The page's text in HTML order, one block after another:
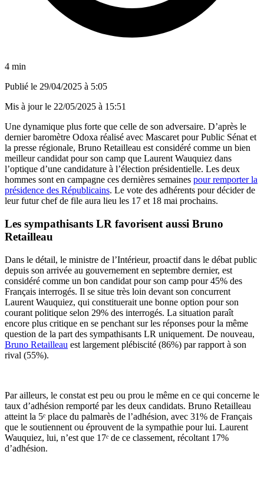
4 min
Publié le 29/04/2025 à 5:05
Mis à jour le 22/05/2025 à 15:51
Une dynamique plus forte que celle de son adversaire. D’après le
dernier baromètre Odoxa réalisé avec Mascaret pour Public Sénat et
la presse régionale, Bruno Retailleau est considéré comme un bien
meilleur candidat pour son camp que Laurent Wauquiez dans
l’optique d’une candidature à l’élection présidentielle. Les deux
hommes sont en campagne ces dernières semaines pour remporter la
présidence des Républicains. Le vote des adhérents pour décider de
leur futur chef de file aura lieu les 17 et 18 mai prochains.
Les sympathisants LR favorisent aussi Bruno
Retailleau
Dans le détail, le ministre de l’Intérieur, proactif dans le débat public
depuis son arrivée au gouvernement en septembre dernier, est
considéré comme un bon candidat pour son camp pour 45% des
Français interrogés. Il se situe très loin devant son concurrent
Laurent Wauquiez, qui constituerait une bonne option pour son
courant politique selon 29% des interrogés. La situation paraît
encore plus critique en se penchant sur les réponses pour la même
question de la part des sympathisants LR uniquement. De nouveau,
Bruno Retailleau est largement plébiscité (86%) par rapport à son
rival (55%).
Par ailleurs, le constat est peu ou prou le même en ce qui concerne le
taux d’adhésion remporté par les deux candidats. Bruno Retailleau
atteint la 5ᵉ place du palmarès de l’adhésion, avec 31% de Français
que le soutiennent ou éprouvent de la sympathie pour lui. Laurent
Wauquiez, lui, n’est que 17ᵉ de ce classement, récoltant 17%
d’adhésion.